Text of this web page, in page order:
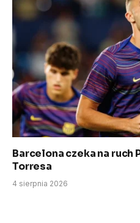
Barcelona czeka na ruch
Torresa
4 sierpnia 2026